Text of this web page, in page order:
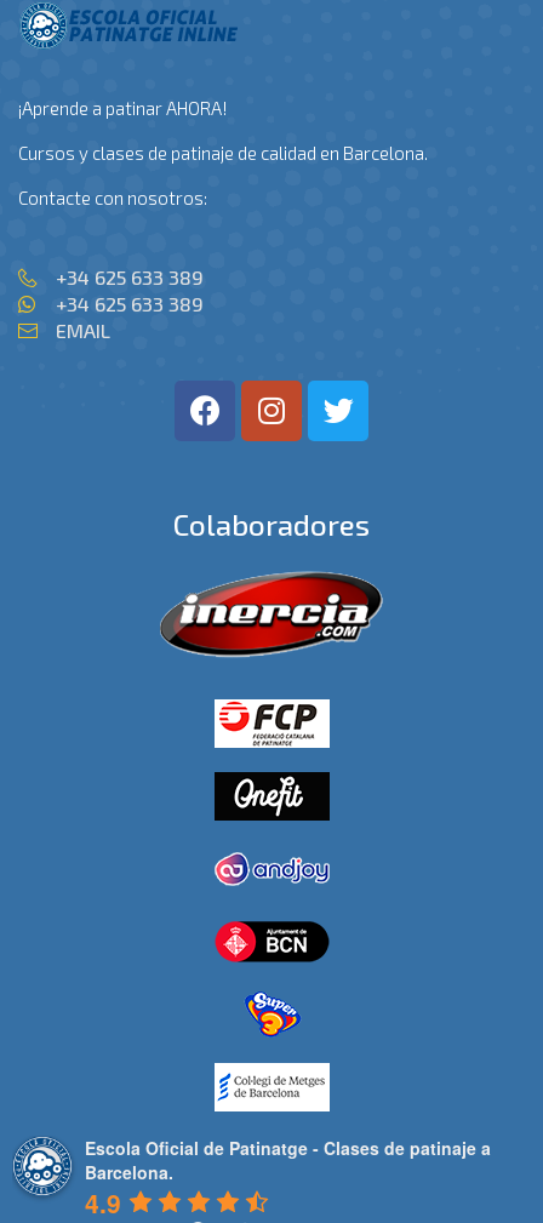
¡Aprende a patinar AHORA!
Cursos y clases de patinaje de calidad en Barcelona.
Contacte con nosotros:
+34 625 633 389
+34 625 633 389
EMAIL
Colaboradores
Escola Oficial de Patinatge - Clases de patinaje a
Barcelona.
4.9